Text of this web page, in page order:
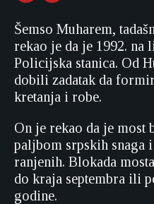
Šemso Muharem,
rekao je da je 1992.
Policijska stanica. Od
dobili zadatak da
kretanja i robe.
On je rekao da je most
paljbom srpskih snaga
ranjenih. Blokada
do kraja septembra ili
godine.